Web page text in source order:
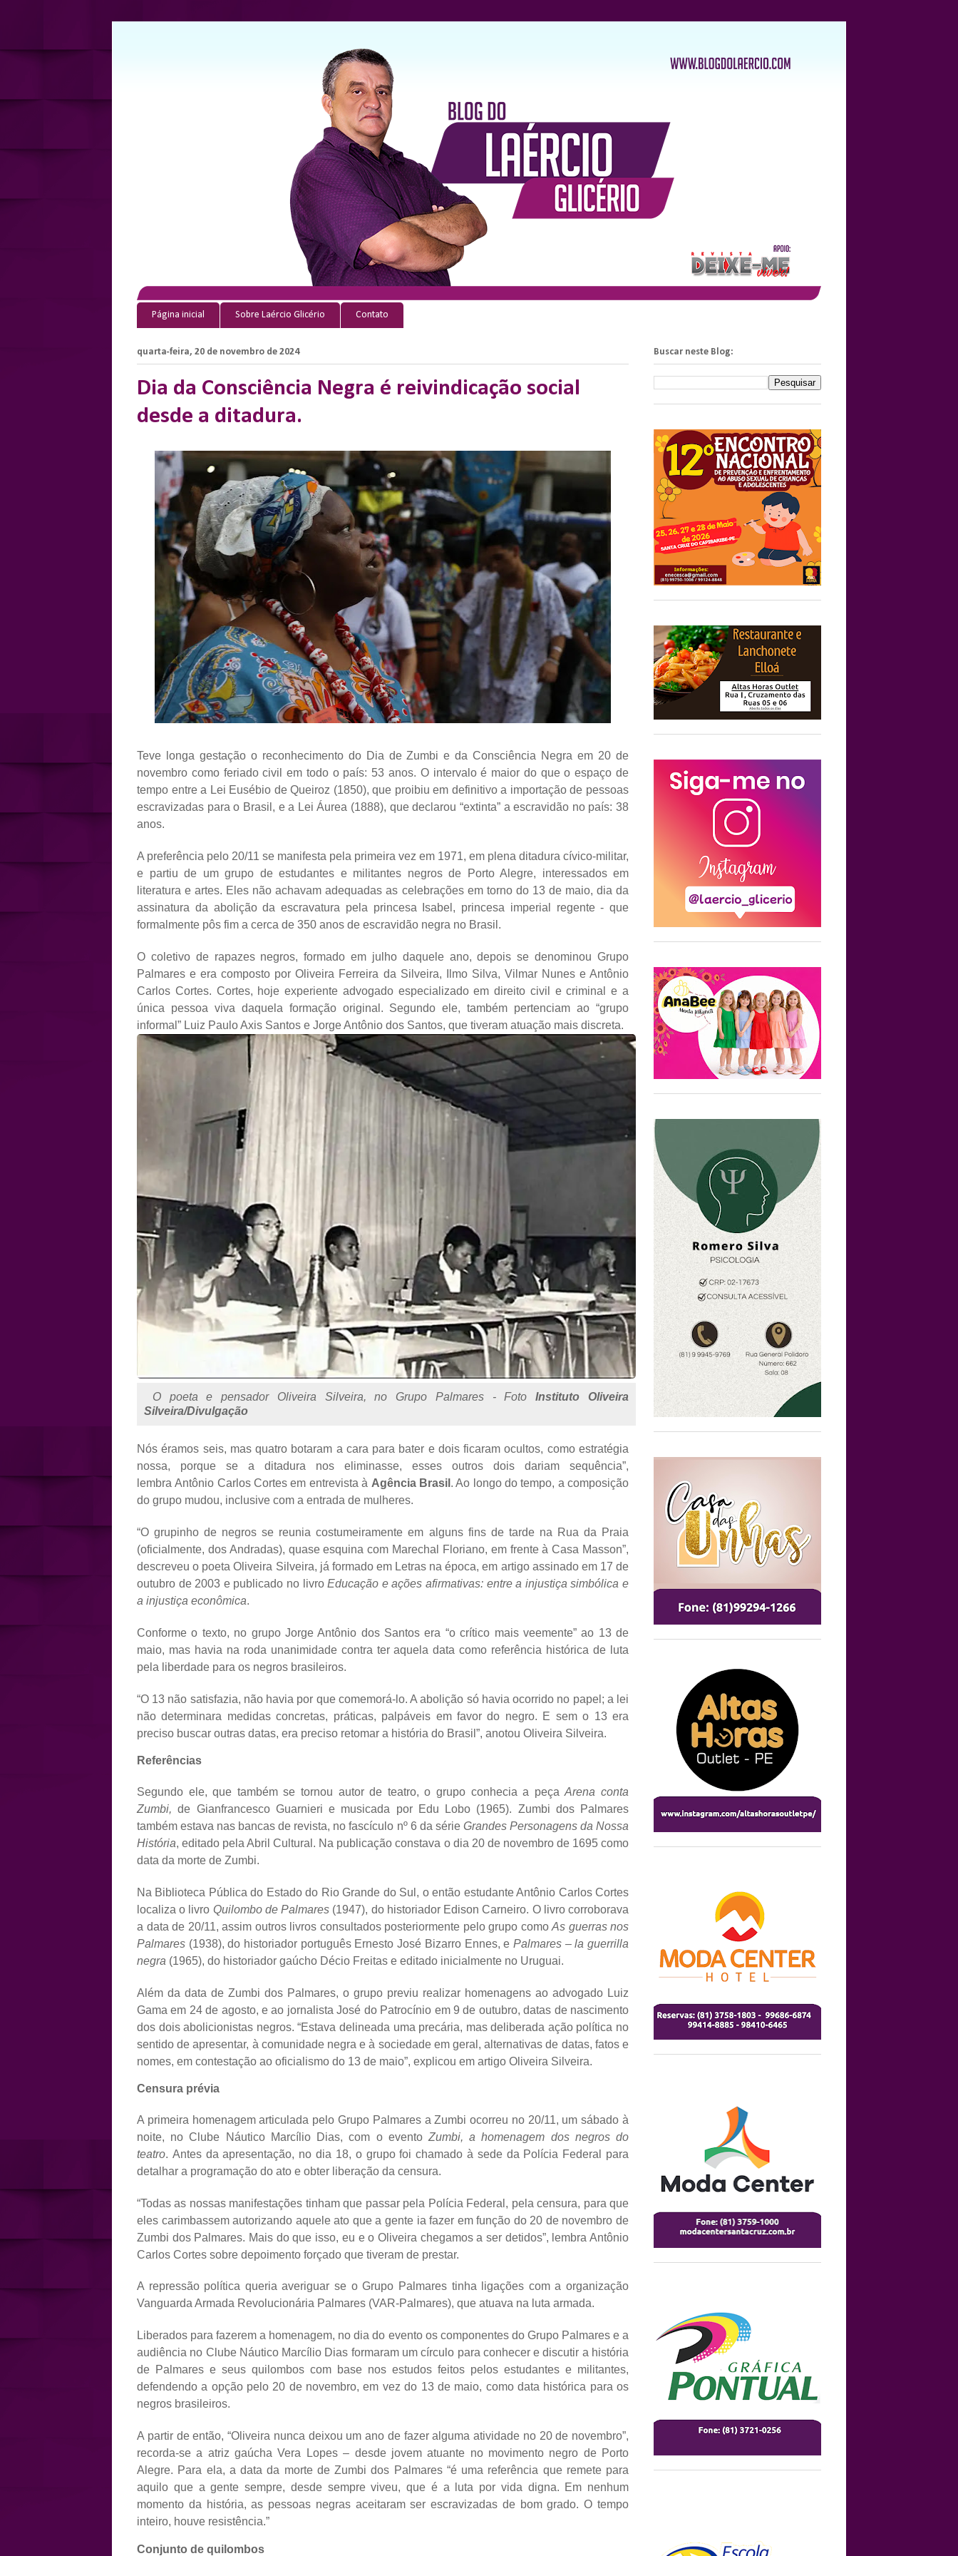
Página inicial Sobre Laércio Glicério Contato
quarta-feira, 20 de novembro de 2024
Dia da Consciência Negra é reivindicação social
desde a ditadura.
Teve longa gestação o reconhecimento do Dia de Zumbi e da Consciência Negra em 20 de
novembro como feriado civil em todo o país: 53 anos. O intervalo é maior do que o espaço de
tempo entre a Lei Eusébio de Queiroz (1850), que proibiu em definitivo a importação de pessoas
escravizadas para o Brasil, e a Lei Áurea (1888), que declarou “extinta” a escravidão no país: 38
anos.
A preferência pelo 20/11 se manifesta pela primeira vez em 1971, em plena ditadura cívico-militar,
e partiu de um grupo de estudantes e militantes negros de Porto Alegre, interessados em
literatura e artes. Eles não achavam adequadas as celebrações em torno do 13 de maio, dia da
assinatura da abolição da escravatura pela princesa Isabel, princesa imperial regente - que
formalmente pôs fim a cerca de 350 anos de escravidão negra no Brasil.
O coletivo de rapazes negros, formado em julho daquele ano, depois se denominou Grupo
Palmares e era composto por Oliveira Ferreira da Silveira, Ilmo Silva, Vilmar Nunes e Antônio
Carlos Cortes. Cortes, hoje experiente advogado especializado em direito civil e criminal e a
única pessoa viva daquela formação original. Segundo ele, também pertenciam ao “grupo
informal” Luiz Paulo Axis Santos e Jorge Antônio dos Santos, que tiveram atuação mais discreta.
O poeta e pensador Oliveira Silveira, no Grupo Palmares - FotoInstituto Oliveira
Silveira/Divulgação
Nós éramos seis, mas quatro botaram a cara para bater e dois ficaram ocultos, como estratégia
nossa, porque se a ditadura nos eliminasse, esses outros dois dariam sequência”,
lembra Antônio Carlos Cortes em entrevista à Agência Brasil . Ao longo do tempo, a composição
do grupo mudou, inclusive com a entrada de mulheres.
“O grupinho de negros se reunia costumeiramente em alguns fins de tarde na Rua da Praia
(oficialmente, dos Andradas), quase esquina com Marechal Floriano, em frente à Casa Masson”,
descreveu o poeta Oliveira Silveira, já formado em Letras na época, em artigo assinado em 17 de
outubro de 2003 e publicado no livroEducação e ações afirmativas: entre a injustiça simbólica e
a injustiça econômica.
Conforme o texto, no grupo Jorge Antônio dos Santos era “o crítico mais veemente” ao 13 de
maio, mas havia na roda unanimidade contra ter aquela data como referência histórica de luta
pela liberdade para os negros brasileiros.
“O 13 não satisfazia, não havia por que comemorá-lo. A abolição só havia ocorrido no papel; a lei
não determinara medidas concretas, práticas, palpáveis em favor do negro. E sem o 13 era
preciso buscar outras datas, era preciso retomar a história do Brasil”, anotou Oliveira Silveira.
Referências
Segundo ele, que também se tornou autor de teatro, o grupo conhecia a peçaArena conta
Zumbi, de Gianfrancesco Guarnieri e musicada por Edu Lobo (1965). Zumbi dos Palmares
também estava nas bancas de revista, no fascículo nº 6 da série Grandes Personagens da Nossa
História, editado pela Abril Cultural. Na publicação constava o dia 20 de novembro de 1695 como
data da morte de Zumbi.
Na Biblioteca Pública do Estado do Rio Grande do Sul, o então estudante Antônio Carlos Cortes
localiza o livro Quilombo de Palmares (1947), do historiador Edison Carneiro. O livro corroborava
a data de 20/11, assim outros livros consultados posteriormente pelo grupo como As guerras nos
Palmares (1938), do historiador português Ernesto José Bizarro Ennes, e Palmares – la guerrilla
negra (1965), do historiador gaúcho Décio Freitas e editado inicialmente no Uruguai.
Além da data de Zumbi dos Palmares, o grupo previu realizar homenagens ao advogado Luiz
Gama em 24 de agosto, e ao jornalista José do Patrocínio em 9 de outubro, datas de nascimento
dos dois abolicionistas negros. “Estava delineada uma precária, mas deliberada ação política no
sentido de apresentar, à comunidade negra e à sociedade em geral, alternativas de datas, fatos e
nomes, em contestação ao oficialismo do 13 de maio”, explicou em artigo Oliveira Silveira.
Censura prévia
A primeira homenagem articulada pelo Grupo Palmares a Zumbi ocorreu no 20/11, um sábado à
noite, no Clube Náutico Marcílio Dias, com o evento Zumbi, a homenagem dos negros do
teatro. Antes da apresentação, no dia 18, o grupo foi chamado à sede da Polícia Federal para
detalhar a programação do ato e obter liberação da censura.
“Todas as nossas manifestações tinham que passar pela Polícia Federal, pela censura, para que
eles carimbassem autorizando aquele ato que a gente ia fazer em função do 20 de novembro de
Zumbi dos Palmares. Mais do que isso, eu e o Oliveira chegamos a ser detidos”, lembra Antônio
Carlos Cortes sobre depoimento forçado que tiveram de prestar.
A repressão política queria averiguar se o Grupo Palmares tinha ligações com a organização
Vanguarda Armada Revolucionária Palmares (VAR-Palmares), que atuava na luta armada.
Liberados para fazerem a homenagem, no dia do evento os componentes do Grupo Palmares e a
audiência no Clube Náutico Marcílio Dias formaram um círculo para conhecer e discutir a história
de Palmares e seus quilombos com base nos estudos feitos pelos estudantes e militantes,
defendendo a opção pelo 20 de novembro, em vez do 13 de maio, como data histórica para os
negros brasileiros.
A partir de então, “Oliveira nunca deixou um ano de fazer alguma atividade no 20 de novembro”,
recorda-se a atriz gaúcha Vera Lopes – desde jovem atuante no movimento negro de Porto
Alegre. Para ela, a data da morte de Zumbi dos Palmares “é uma referência que remete para
aquilo que a gente sempre, desde sempre viveu, que é a luta por vida digna. Em nenhum
momento da história, as pessoas negras aceitaram ser escravizadas de bom grado. O tempo
inteiro, houve resistência.”
Conjunto de quilombos
Buscar neste Blog: